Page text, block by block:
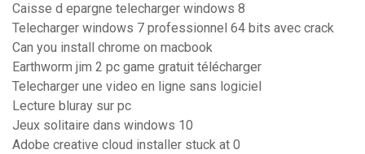
Caisse d epargne telecharger windows 8
Telecharger windows 7 professionnel 64 bits avec crack
Can you install chrome on macbook
Earthworm jim 2 pc game gratuit télécharger
Telecharger une video en ligne sans logiciel
Lecture bluray sur pc
Jeux solitaire dans windows 10
Adobe creative cloud installer stuck at 0